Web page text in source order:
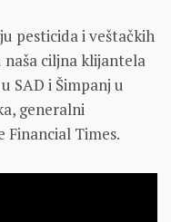
pesticida i veštačkih
naša ciljna klijantela
SAD i Šimpanj u
generalni
Financial Times.